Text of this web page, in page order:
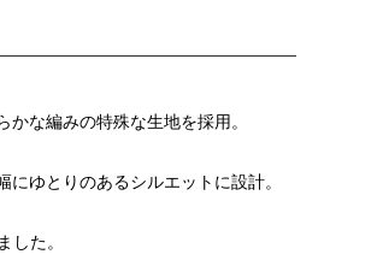
な編みの特殊な生地を採用。
ゆとりのあるシルエットに設計。
た。